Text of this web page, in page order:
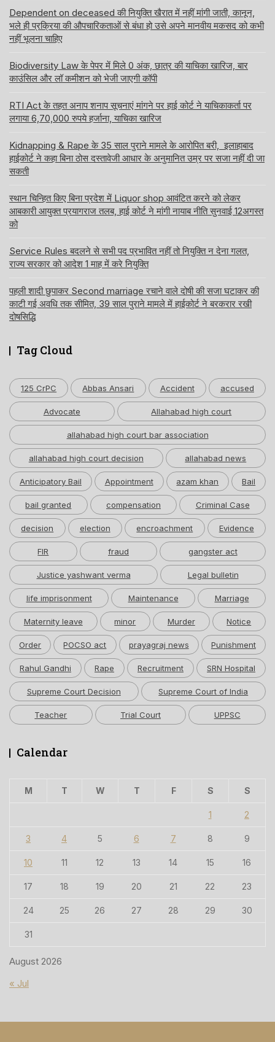
Dependent on deceased की नियुक्ति खैरात में नहीं मांगी जाती, कानून,
भले ही प्रक्रिया की औपचारिकताओं से बंधा हो उसे अपने मानवीय मकसद को कभी
नहीं भूलना चाहिए
Biodiversity Law के पेपर में मिले 0 अंक, छात्र की याचिका खारिज, बार
काउंसिल और लॉ कमीशन को भेजी जाएगी कॉपी
RTI Act के तहत अनाप शनाप सूचनाएं मांगने पर हाई कोर्ट ने याचिकाकर्ता पर
लगाया 6,70,000 रुपये हर्जाना, याचिका खारिज
Kidnapping & Rape के 35 साल पुराने मामले के आरोपित बरी, इलाहाबाद
हाईकोर्ट ने कहा बिना ठोस दस्तावेजी आधार के अनुमानित उम्र पर सजा नहीं दी जा
सकती
स्थान चिन्हित किए बिना प्रदेश में Liquor shop आवंटित करने को लेकर
आबकारी आयुक्त प्रयागराज तलब, हाई कोर्ट ने मांगी नायाब नीति सुनवाई 12अगस्त
को
Service Rules बदलने से सभी पद प्रभावित नहीं तो नियुक्ति न देना गलत,
राज्य सरकार को आदेश 1 माह में करे नियुक्ति
पहली शादी छुपाकर Second marriage रचाने वाले दोषी की सजा घटाकर की
काटी गई अवधि तक सीमित, 39 साल पुराने मामले में हाईकोर्ट ने बरकरार रखी
दोषसिद्धि
Tag Cloud
125 CrPC Abbas Ansari Accident accused
Advocate Allahabad high court
allahabad high court bar association
allahabad high court decision allahabad news
Anticipatory Bail Appointment azam khan Bail
bail granted compensation Criminal Case
decision election encroachment Evidence
FIR fraud gangster act
Justice yashwant verma Legal bulletin
life imprisonment Maintenance Marriage
Maternity leave minor Murder Notice
Order POCSO act prayagraj news Punishment
Rahul Gandhi Rape Recruitment SRN Hospital
Supreme Court Decision Supreme Court of India
Teacher Trial Court UPPSC
Calendar
August 2026
M T W T F S S
1 2
3 4 5 6 7 8 9
10 11 12 13 14 15 16
17 18 19 20 21 22 23
24 25 26 27 28 29 30
31
« Jul